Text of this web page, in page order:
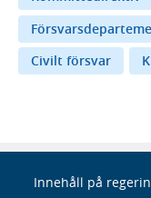
Civilt försvar
Innehåll på